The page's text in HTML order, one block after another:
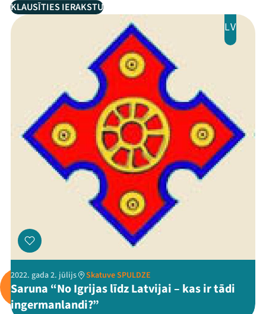
KLAUSĪTIES IERAKSTU
LV
2022. gada 2. jūlijs Skatuve SPULDZE
Saruna “No Igrijas līdz Latvijai – kas ir tādi
ingermanlandi?”